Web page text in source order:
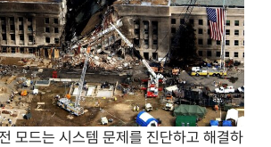
모드는 시스템 문제를 진단하고 해결하